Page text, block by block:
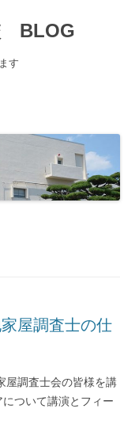
BLOG
す
屋調査士の仕
屋調査士会の皆様を講
ついて講演とフィー